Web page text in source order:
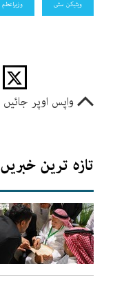
ویٹیکن سٹی وزیراعظم
واپس اوپر جائیں
تازہ ترین خبریں